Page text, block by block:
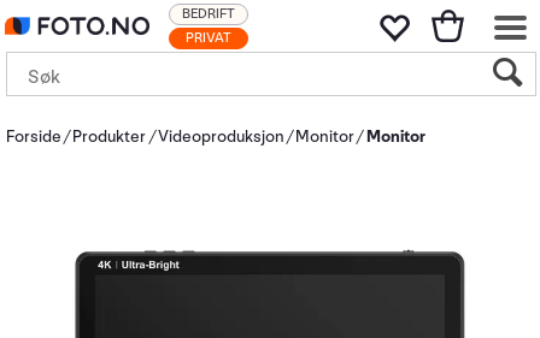
PRIVAT
BEDRIFT
Forside Produkter Videoproduksjon Monitor Monitor